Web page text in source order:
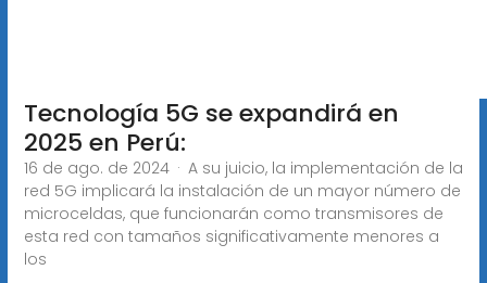
Tecnología 5G se expandirá en
2025 en Perú:
16 de ago. de 2024 · A su juicio, la implementación de la
red 5G implicará la instalación de un mayor número de
microceldas, que funcionarán como transmisores de
esta red con tamaños significativamente menores a
los